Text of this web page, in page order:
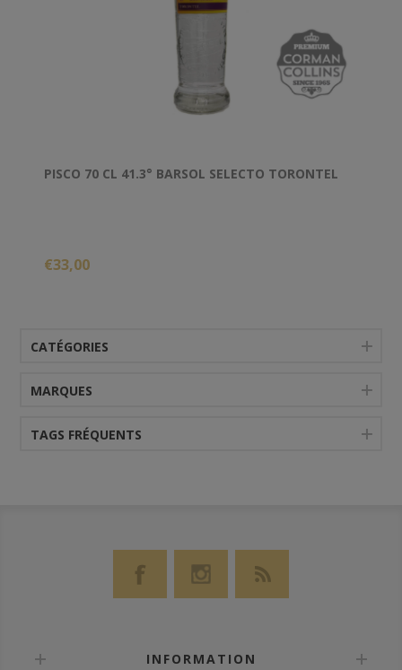
PISCO 70 CL 41.3° BARSOL SELECTO TORONTEL
€33,00
CATÉGORIES
MARQUES
TAGS FRÉQUENTS
INFORMATION